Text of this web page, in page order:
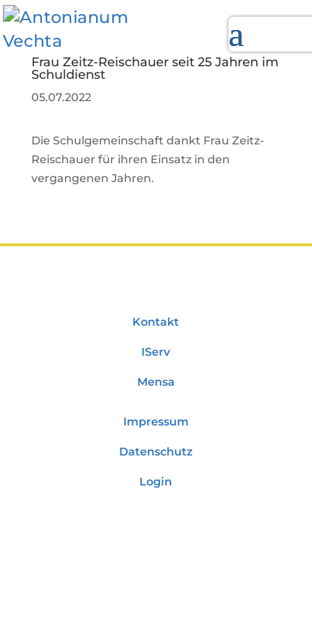
Frau Zeitz-Reischauer seit 25 Jahren im
Schuldienst
05.07.2022
Die Schulgemeinschaft dankt Frau Zeitz-
Reischauer für ihren Einsatz in den
vergangenen Jahren.
Kontakt
IServ
Mensa
Impressum
Datenschutz
Login